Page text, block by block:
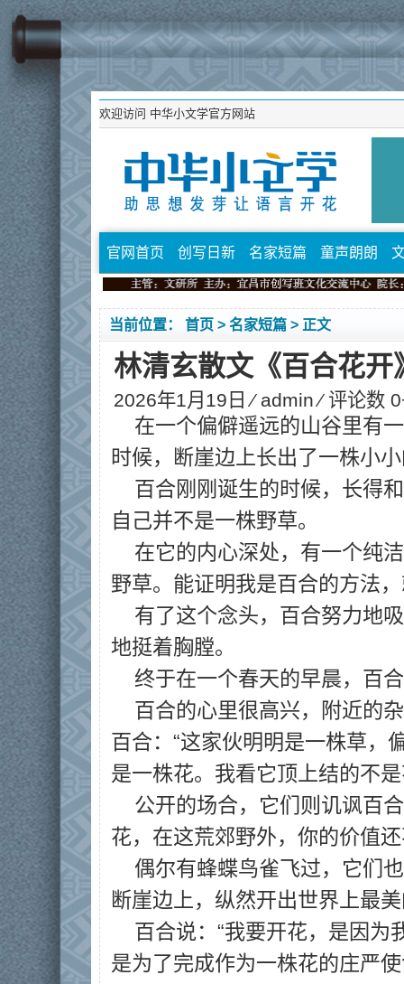
欢迎访问 中华小文学官方网站
官网首页 创写日新 名家短篇 童声朗朗
当前位置： 首页 > 名家短篇 > 正文
林清玄散文《百合花开
2026年1月19日 ⁄ admin⁄ 评论数
在一个偏僻遥远的山谷里有
时候，断崖边上长出了一株小
百合刚刚诞生的时候，长得
自己并不是一株野草。
在它的内心深处，有一个纯
野草。能证明我是百合的方法
有了这个念头，百合努力地
地挺着胸膛。
终于在一个春天的早晨，百
百合的心里很高兴，附近的
百合：“这家伙明明是一株草，
是一株花。我看它顶上结的不
公开的场合，它们则讥讽百
花，在这荒郊野外，你的价值
偶尔有蜂蝶鸟雀飞过，它们
断崖边上，纵然开出世界上最
百合说：“我要开花，是因为
是为了完成作为一株花的庄严